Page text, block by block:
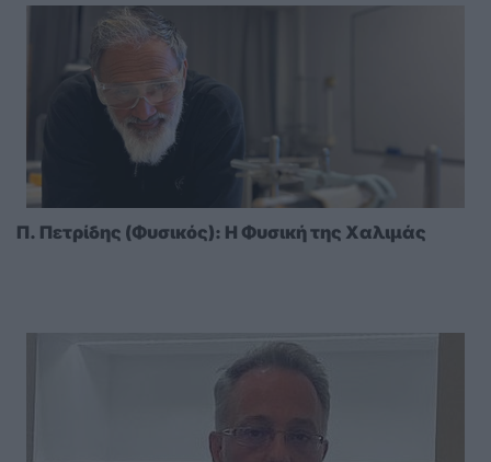
Π. Πετρίδης (Φυσικός): Η Φυσική της Χαλιμάς